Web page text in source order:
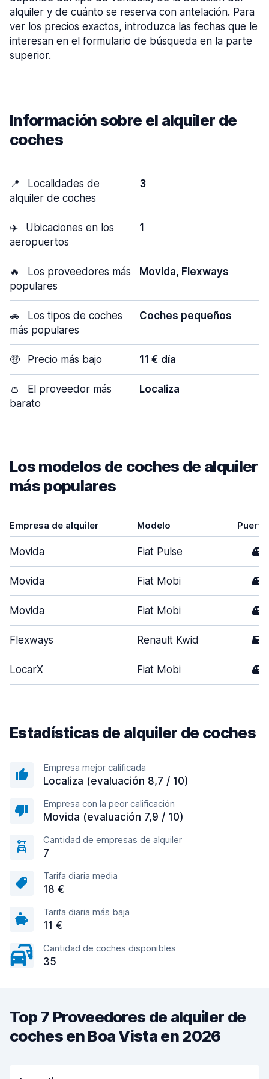
alquiler y de cuánto se reserva con antelación. Para
ver los precios exactos, introduzca las fechas que le
interesan en el formulario de búsqueda en la parte
superior.
Información sobre el alquiler de
coches
📍
Localidades de
alquiler de coches
3
✈️
Ubicaciones en los
aeropuertos
1
🔥
Los proveedores más
populares
Movida, Flexways
🚗
Los tipos de coches
más populares
Coches pequeños
🤑 Precio más bajo 11 € día
👛
El proveedor más
barato
Localiza
Los modelos de coches de alquiler
más populares
Empresa de alquiler Modelo
Movida Fiat Pulse 4
Movida Fiat Mobi 4
Movida Fiat Mobi 4
Flexways Renault Kwid 5
LocarX Fiat Mobi 4
Estadísticas de alquiler de coches
Empresa mejor calificada
Localiza (evaluación 8,7 / 10)
Empresa con la peor calificación
Movida (evaluación 7,9 / 10)
Cantidad de empresas de alquiler
7
Tarifa diaria media
18 €
Tarifa diaria más baja
11 €
Cantidad de coches disponibles
35
Top 7 Proveedores de alquiler de
coches en Boa Vista en 2026